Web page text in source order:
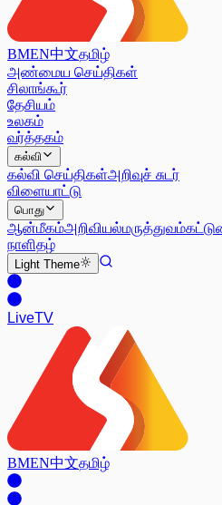
BMEN中文தமிழ்
அண்மைய செய்திகள்
சிலாங்கூர்
தேசியம்
உலகம்
வர்த்தகம்
கல்வி
கல்வி செய்திகள்அறிவுச் சுடர்
விளையாட்டு
பொது
ஆன்மீகம்அறிவியல்மருத்துவம்
நாளிதழ்
Light Theme
LiveTV
BMEN中文தமிழ்